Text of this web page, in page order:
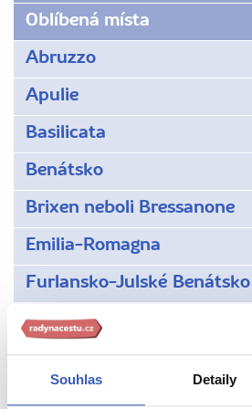
Souhlas Detaily
Oblíbená místa
Abruzzo
Apulie
Basilicata
Benátsko
Brixen neboli Bressanone
Emilia-Romagna
Furlansko-Julské Benátsko
Italská města
Kalábrie